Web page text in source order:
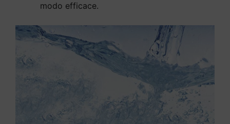
modo efficace.